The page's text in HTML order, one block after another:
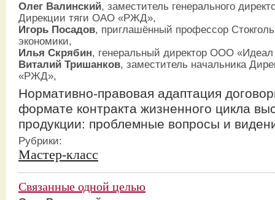
Олег Валинский, заместитель генерального
Дирекции тяги ОАО «РЖД»,
Игорь Посадов, приглашённый профессор
экономики,
Илья Скрябин, генеральный директор ООО
Виталий Тришанков, заместитель начальника
«РЖД»,
Нормативно-правовая адаптация
формате контракта жизненного цикла
продукции: проблемные вопросы и
Рубрики:
Мастер-класс
Связанные одной целью